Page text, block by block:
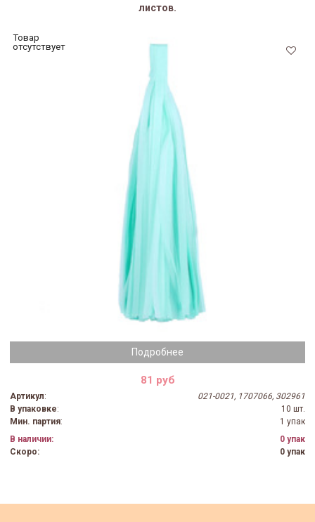
листов.
Подробнее
Товар
отсутствует
81 руб
Артикул:
021-0021, 1707066, 302961
В упаковке:
10 шт.
Мин. партия:
1 упак
В наличии:
0 упак
Скоро:
0 упак